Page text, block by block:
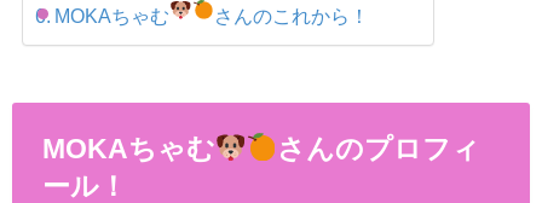
MOKAちゃむ
さんのこれから！
MOKAちゃむ
さんのプロフィ
ール！